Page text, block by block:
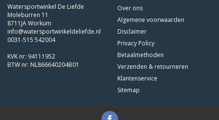
Watersportwinkel De Liefde
Moleburren 11
8711JA Workum
info@watersportwinkeldeliefde.nl
0031-515 542004
KVK nr: 94111952
BTW nr: NL866640204B01
Over ons
Algemene voorwaarden
Disclaimer
Privacy Policy
Betaalmethoden
Verzenden & retourneren
Klantenservice
Sitemap